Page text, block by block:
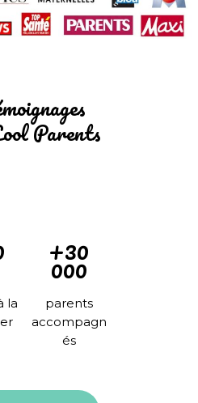
Parents
la
+30
000
parents
accompagn
és